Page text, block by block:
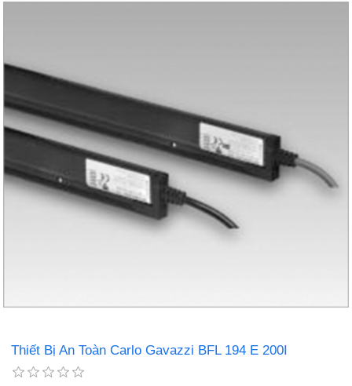
Thiết Bị An Toàn Carlo Gavazzi BFL 194 E 200I